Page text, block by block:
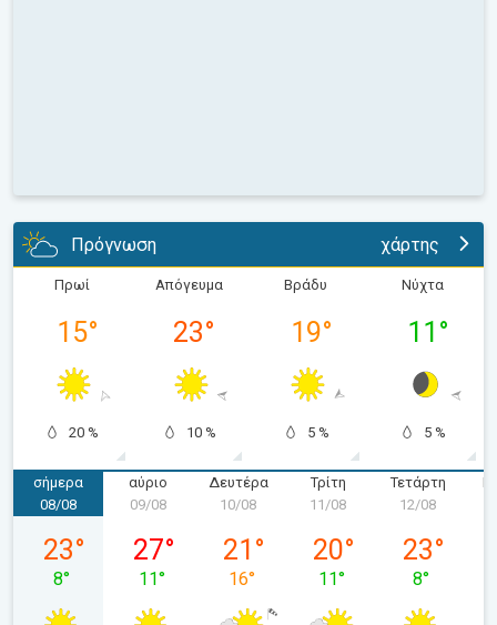
Πρόγνωση χάρτης
Πρωί
15°
20 %
Απόγευμα
23°
10 %
Βράδυ
19°
5 %
Νύχτα
11 °
5 %
σήμερα
Σάββατο 08/08
08/08
23°
8°
αύριο
Κυριακή 09/08
09/08
27°
11°
Δευτέρα
Δευτέρα 10/08
10/08
21 °
16°
Τρίτη
11/08
20°
11°
Τετάρτη
12/08
23°
8°